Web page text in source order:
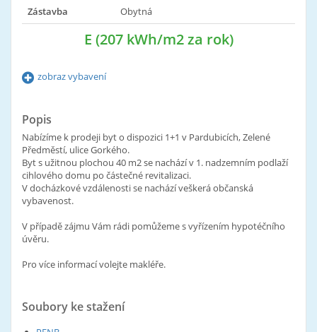
Zástavba
Obytná
E (207 kWh/m2 za rok)
zobraz vybavení
Popis
Nabízíme k prodeji byt o dispozici 1+1 v Pardubicích, Zelené
Předměstí, ulice Gorkého.
Byt s užitnou plochou 40 m2 se nachází v 1. nadzemním podlaží
cihlového domu po částečné revitalizaci.
V docházkové vzdálenosti se nachází veškerá občanská
vybavenost.
V případě zájmu Vám rádi pomůžeme s vyřízením hypotéčního
úvěru.
Pro více informací volejte makléře.
Soubory ke stažení